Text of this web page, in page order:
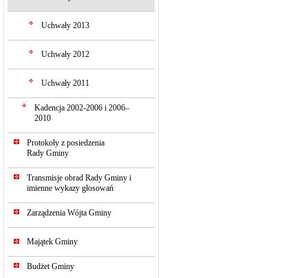
Uchwały 2013
Uchwały 2012
Uchwały 2011
Kadencja 2002-2006 i 2006–
2010
Protokoły z posiedzenia
Rady Gminy
Transmisje obrad Rady Gminy i
imienne wykazy głosowań
Zarządzenia Wójta Gminy
Majątek Gminy
Budżet Gminy